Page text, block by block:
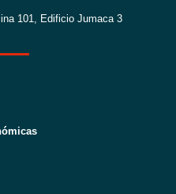
101, Edificio Jumaca 3